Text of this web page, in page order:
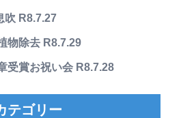
吹 R8.7.27
物除去 R8.7.29
受賞お祝い会 R8.7.28
テゴリー